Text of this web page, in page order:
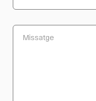
Missatge